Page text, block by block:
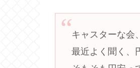
キャスターな会
最近よく聞く、